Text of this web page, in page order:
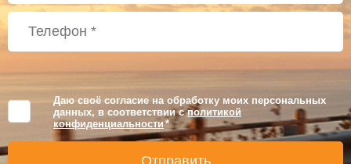
Даю своё согласие на обработку моих персональных
данных, в соответствии сполитикой
конфиденциальности *